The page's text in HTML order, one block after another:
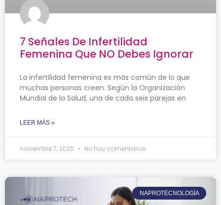
7 Señales De Infertilidad
Femenina Que NO Debes Ignorar
La infertilidad femenina es más común de lo que
muchas personas creen. Según la Organización
Mundial de la Salud, una de cada seis parejas en
LEER MÁS »
noviembre 7, 2025 No hay comentarios
NAPROTECNOLOGÍA